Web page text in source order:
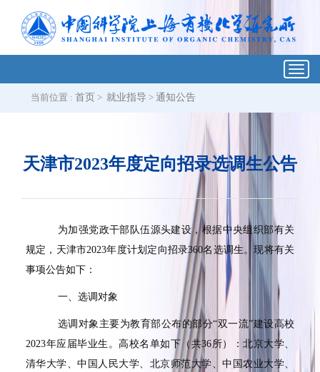
当前位置 : 首页 > 就业指导 > 通知公告
天津市2023年度定向招录选调生公告
为加强党政干部队伍源头建设，根据中央组织部有关
规定，天津市2023年度计划定向招录360名选调生。现将有关
事项公告如下：
一、选调对象
选调对象主要为教育部公布的部分“双一流”建设高校
2023年应届毕业生。高校名单如下（共36所）：北京大学、
清华大学、中国人民大学、北京师范大学、中国农业大学、